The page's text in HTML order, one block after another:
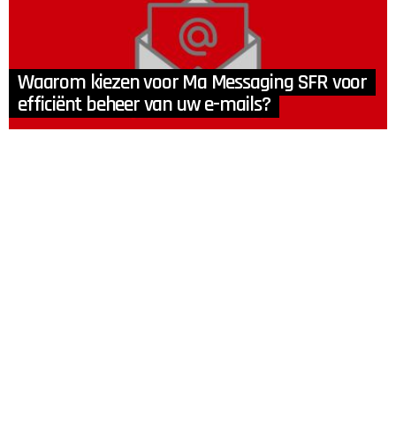
Waarom kiezen voor Ma Messaging SFR voor
efficiënt beheer van uw e-mails?